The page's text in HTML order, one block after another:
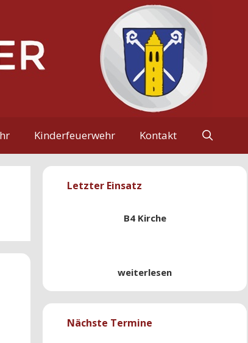
Kinderfeuerwehr Kontakt
Letzter Einsatz
B4 Kirche
weiterlesen
Nächste Termine